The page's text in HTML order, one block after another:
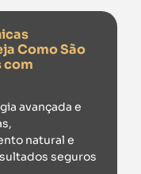
Como São
com
avançada e
natural e
seguros